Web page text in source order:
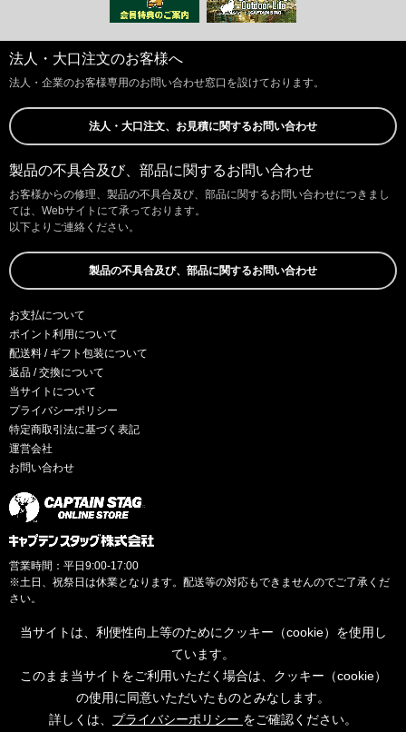
法人・大口注文のお客様へ
法人・企業のお客様専用のお問い合わせ窓口を設けております。
法人・大口注文、お見積に関するお問い合わせ
製品の不具合及び、部品に関するお問い合わせ
お客様からの修理、製品の不具合及び、部品に関するお問い合わせにつきまし
ては、Webサイトにて承っております。
以下よりご連絡ください。
製品の不具合及び、部品に関するお問い合わせ
お支払について
ポイント利用について
配送料 / ギフト包装について
返品 / 交換について
当サイトについて
プライバシーポリシー
特定商取引法に基づく表記
運営会社
お問い合わせ
営業時間：平日9:00-17:00
※土日、祝祭日は休業となります。配送等の対応もできませんのでご了承くだ
さい。
© CAPTAINSTAG Co.Ltd.
当サイトは、利便性向上等のためにクッキー（cookie）を使用し
ています。
このまま当サイトをご利用いただく場合は、クッキー（cookie）
の使用に同意いただいたものとみなします。
詳しくは、 プライバシーポリシー をご確認ください。